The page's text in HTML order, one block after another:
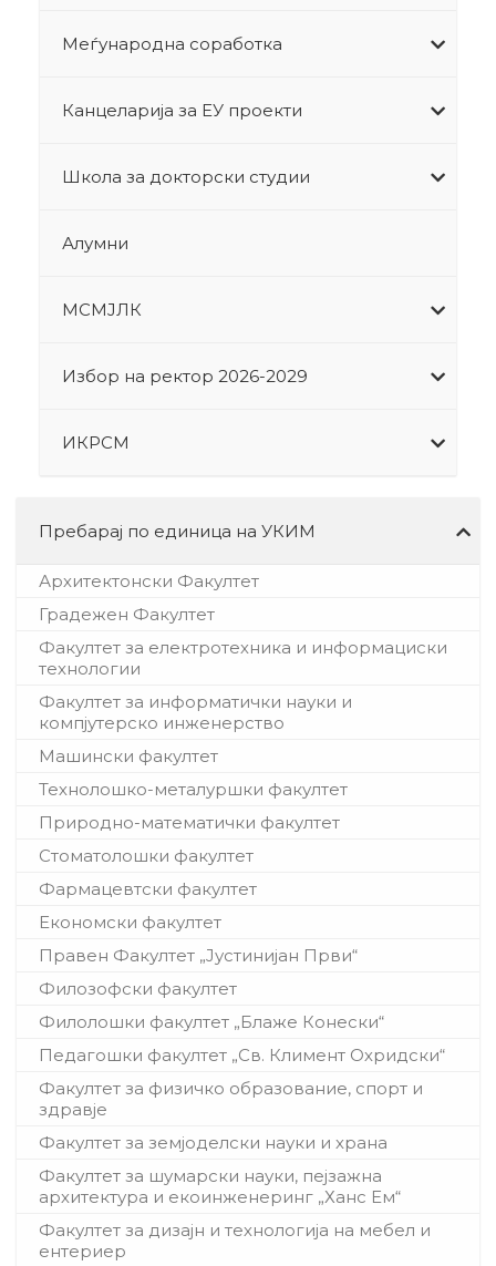
Меѓународна соработка
Канцеларија за ЕУ проекти
Школа за докторски студии
Алумни
МСМЈЛК
Избор на ректор 2026-2029
ИКРСМ
Пребарај по единица на УКИМ
Архитектонски Факултет
Градежен Факултет
Факултет за електротехника и информациски
технологии
Факултет за информатички науки и
компјутерско инженерство
Машински факултет
Технолошко-металуршки факултет
Природно-математички факултет
Стоматолошки факултет
Фармацевтски факултет
Економски факултет
Правен Факултет „Јустинијан Први“
Филозофски факултет
Филолошки факултет „Блаже Конески“
Педагошки факултет „Св. Климент Охридски“
Факултет за физичко образование, спорт и
здравје
Факултет за земјоделски науки и храна
Факултет за шумарски науки, пејзажна
архитектура и екоинженеринг „Ханс Ем“
Факултет за дизајн и технологија на мебел и
ентериер